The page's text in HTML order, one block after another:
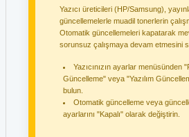
Yazıcı üreticileri (HP/Samsung),
güncellemelerle muadil tonerlerin
Otomatik güncellemeleri kapatarak
sorunsuz çalışmaya devam etmesini
Yazıcınızın ayarlar menüsünden
Güncelleme" veya "Yazılım
bulun.
Otomatik güncelleme veya
ayarlarını "Kapalı" olarak değiştirin.